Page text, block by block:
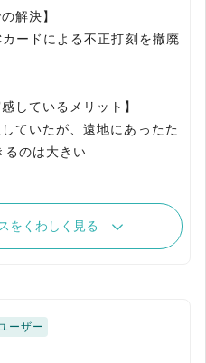
解決】
ードによる不正打刻を撤廃
しているメリット】
ていたが、遠地にあったた
をくわしく見る
ーザー